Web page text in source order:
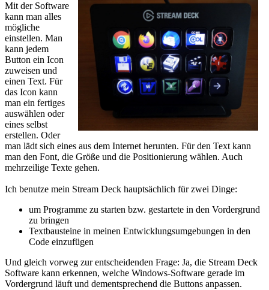
Mit der Software
kann man alles
mögliche
einstellen. Man
kann jedem
Button ein Icon
zuweisen und
einen Text. Für
das Icon kann
man ein fertiges
auswählen oder
eines selbst
erstellen. Oder
man lädt sich eines aus dem Internet herunten. Für den Text kann
man den Font, die Größe und die Positionierung wählen. Auch
mehrzeilige Texte gehen.
Ich benutze mein Stream Deck hauptsächlich für zwei Dinge:
um Programme zu starten bzw. gestartete in den Vordergrund
zu bringen
Textbausteine in meinen Entwicklungsumgebungen in den
Code einzufügen
Und gleich vorweg zur entscheidenden Frage: Ja, die Stream Deck
Software kann erkennen, welche Windows-Software gerade im
Vordergrund läuft und dementsprechend die Buttons anpassen.